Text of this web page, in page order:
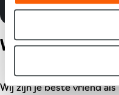
Wij zijn XLLease
Wij zijn je beste vriend